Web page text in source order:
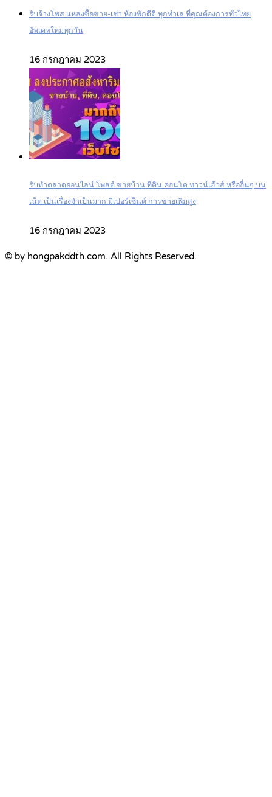
รับจ้างโพส แหล่งซื้อขาย-เช่า ห้องพักดีดี ทุกทำเล ที่คุณต้องการทั่วไทย
อัพเดทใหม่ทุกวัน
16 กรกฎาคม 2023
รับทำตลาดออนไลน์ โพสต์ ขายบ้าน ที่ดิน คอนโด ทาวน์เฮ้าส์ หรืออื่นๆ บน
เน็ต เป็นเรื่องจำเป็นมาก มีเปอร์เซ็นต์ การขายเพิ่มสูง
16 กรกฎาคม 2023
© by hongpakddth.com. All Rights Reserved.